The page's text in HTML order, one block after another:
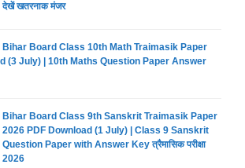
देखें खतरनाक मंजर
Bihar Board Class 10th Math Traimasik Paper
(3 July) | 10th Maths Question Paper Answer
Bihar Board Class 9th Sanskrit Traimasik Paper
2026 PDF Download (1 July) | Class 9 Sanskrit
Question Paper with Answer Key त्रैमासिक परीक्षा
2026